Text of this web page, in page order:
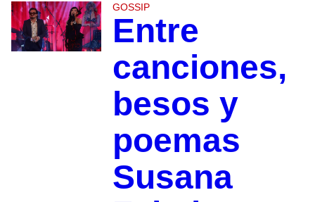
GOSSIP
Entre
canciones,
besos y
poemas
Susana